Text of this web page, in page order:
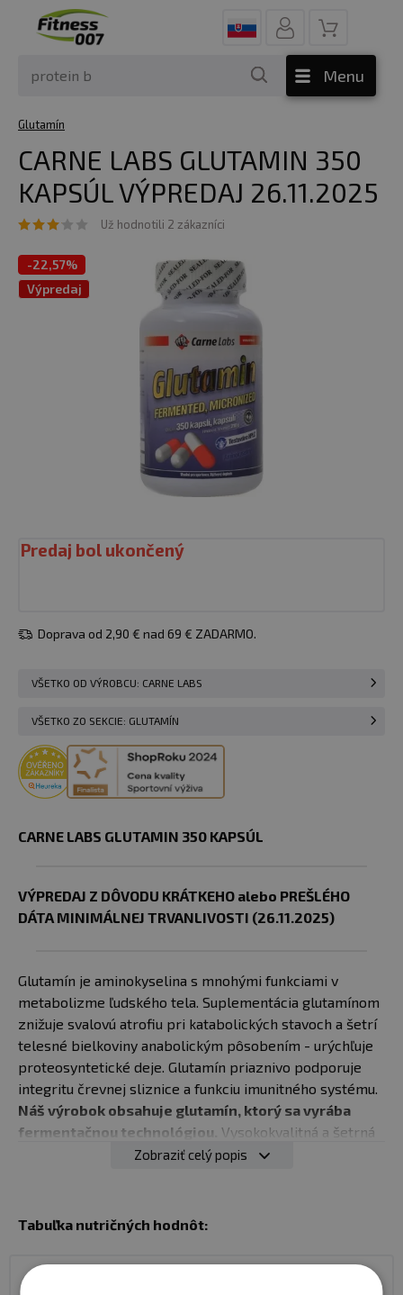
Menu
Glutamín
CARNE LABS GLUTAMIN 350
KAPSÚL VÝPREDAJ 26.11.2025
Už hodnotili 2 zákazníci
-22,57%
Výpredaj
Predaj bol ukončený
Doprava od 2,90 € nad 69 € ZADARMO.
VŠETKO OD VÝROBCU: CARNE LABS
VŠETKO ZO SEKCIE: GLUTAMÍN
CARNE LABS GLUTAMIN 350 KAPSÚL
VÝPREDAJ Z DÔVODU KRÁTKEHO alebo PREŠLÉHO
DÁTA MINIMÁLNEJ TRVANLIVOSTI (26.11.2025)
Glutamín je aminokyselina s mnohými funkciami v
metabolizme ľudského tela. Suplementácia glutamínom
znižuje svalovú atrofiu pri katabolických stavoch a šetrí
telesné bielkoviny anabolickým pôsobením - urýchľuje
proteosyntetické deje. Glutamín priaznivo podporuje
integritu črevnej sliznice a funkciu imunitného systému.
Náš výrobok obsahuje glutamín, ktorý sa vyrába
fermentačnou technológiou. Vysokokvalitná a šetrná
výroba suroviny, neobsahuje žiadne zvyšky, ktoré môžu
mimoriadne vysokú čistotu a kvalitu.
Odporúčané dávkovanie:
Zobraziť celý popis
Tabuľka nutričných hodnôt: